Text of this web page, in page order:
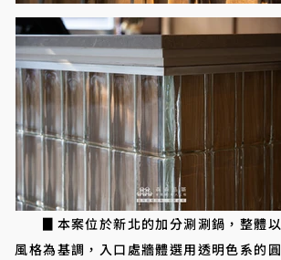
▊本案位於新北的加分涮涮鍋，整體以
風格為基調，入口處牆體選用透明色系的